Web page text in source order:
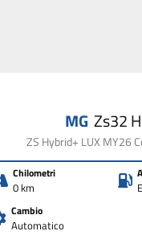
MG Zs32
ZS Hybrid+ LUX MY26
Chilometri
0 km
Cambio
Automatico